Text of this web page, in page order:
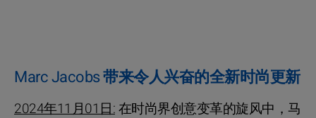
Marc Jacobs 带来令人兴奋的全新时尚更新
2024年11月01日:在时尚界创意变革的旋风中，马